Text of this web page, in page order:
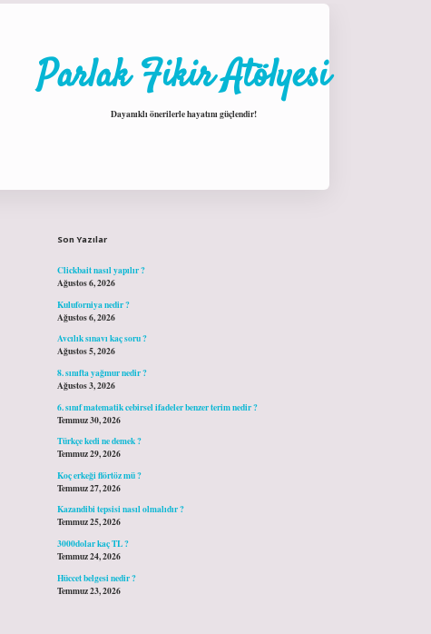
Parlak Fikir Atölyesi
Dayanıklı önerilerle hayatını güçlendir!
Son Yazılar
Clickbait nasıl yapılır ?
Ağustos 6, 2026
Kuluforniya nedir ?
Ağustos 6, 2026
Avcılık sınavı kaç soru ?
Ağustos 5, 2026
8. sınıfta yağmur nedir ?
Ağustos 3, 2026
6. sınıf matematik cebirsel ifadeler benzer terim nedir ?
Temmuz 30, 2026
Türkçe kedi ne demek ?
Temmuz 29, 2026
Koç erkeği flörtöz mü ?
Temmuz 27, 2026
Kazandibi tepsisi nasıl olmalıdır ?
Temmuz 25, 2026
3000dolar kaç TL ?
Temmuz 24, 2026
Hüccet belgesi nedir ?
Temmuz 23, 2026